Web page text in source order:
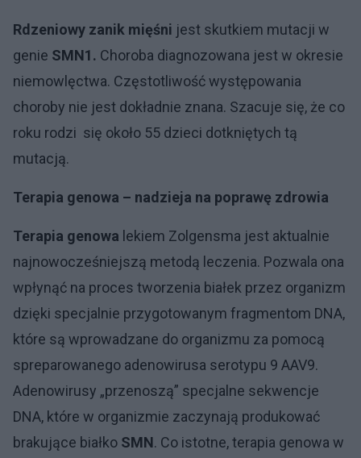
Rdzeniowy zanik mięśni jest skutkiem mutacji w
genie SMN1. Choroba diagnozowana jest w okresie
niemowlęctwa. Częstotliwość występowania
choroby nie jest dokładnie znana. Szacuje się, że co
roku rodzi się około 55 dzieci dotkniętych tą
mutacją.
Terapia genowa – nadzieja na poprawę zdrowia
Terapia genowa lekiem Zolgensma jest aktualnie
najnowocześniejszą metodą leczenia. Pozwala ona
wpłynąć na proces tworzenia białek przez organizm
dzięki specjalnie przygotowanym fragmentom DNA,
które są wprowadzane do organizmu za pomocą
spreparowanego adenowirusa serotypu 9 AAV9.
Adenowirusy „przenoszą” specjalne sekwencje
DNA, które w organizmie zaczynają produkować
brakujące białko SMN. Co istotne, terapia genowa w